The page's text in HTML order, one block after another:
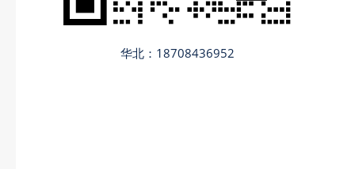
华北：18708436952